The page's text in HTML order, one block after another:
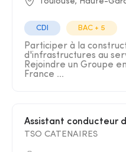
CDI BAC + 5
Participer à la
d'infrastructures au
Rejoindre un Groupe
France ...
Assistant conducteur
TSO CATENAIRES